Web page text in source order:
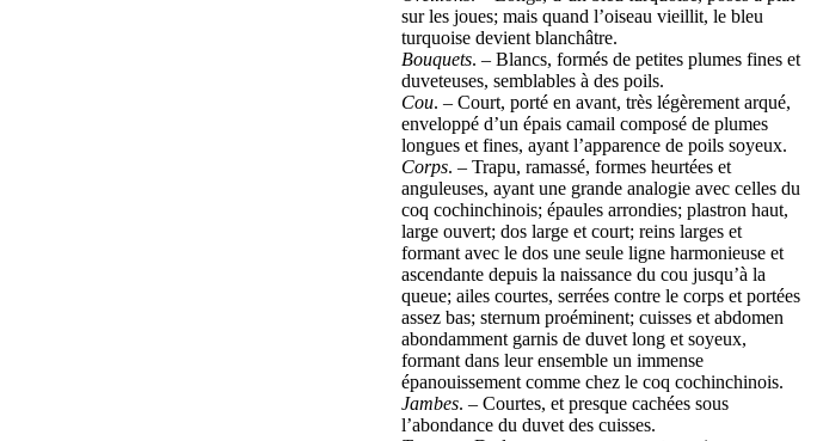
sur les joues; mais quand l’oiseau vieillit, le bleu
turquoise devient blanchâtre.
Bouquets. – Blancs, formés de petites plumes fines et
duveteuses, semblables à des poils.
Cou. – Court, porté en avant, très légèrement arqué,
enveloppé d’un épais camail composé de plumes
longues et fines, ayant l’apparence de poils soyeux.
Corps. – Trapu, ramassé, formes heurtées et
anguleuses, ayant une grande analogie avec celles du
coq cochinchinois; épaules arrondies; plastron haut,
large ouvert; dos large et court; reins larges et
formant avec le dos une seule ligne harmonieuse et
ascendante depuis la naissance du cou jusqu’à la
queue; ailes courtes, serrées contre le corps et portées
assez bas; sternum proéminent; cuisses et abdomen
abondamment garnis de duvet long et soyeux,
formant dans leur ensemble un immense
épanouissement comme chez le coq cochinchinois.
Jambes. – Courtes, et presque cachées sous
l’abondance du duvet des cuisses.